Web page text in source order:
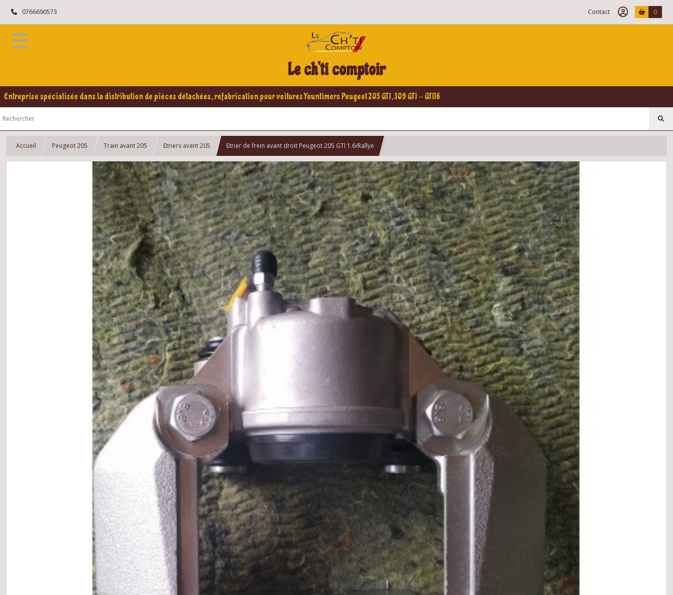
0766690573 Contact 0
Le ch'ti comptoir
Entreprise spécialisée dans la distribution de pièces détachées, refabrication pour voitures Yountimers Peugeot 205 GTI, 309 GTI - GTI16
Accueil Peugeot 205 Train avant 205 Etriers avant 205 Etrier de frein avant droit Peugeot 205 GTI 1.6/Rallye